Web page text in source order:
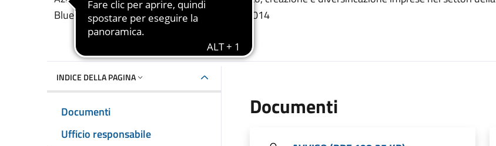
Blue Economy. Art. 63 del Reg. (UE) n. 508/2014
INDICE DELLA PAGINA
Documenti
Ufficio responsabile
Documenti